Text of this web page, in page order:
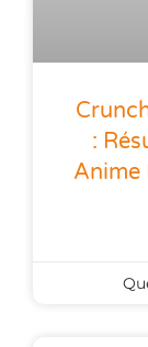
:
Anime